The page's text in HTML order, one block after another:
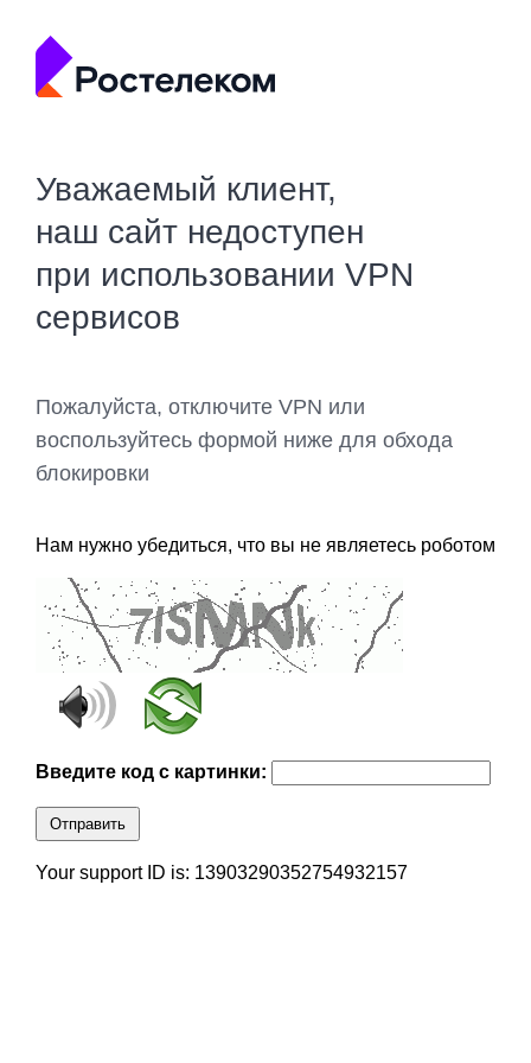
Уважаемый клиент,
наш сайт недоступен
при использовании VPN
сервисов
Пожалуйста, отключите VPN или
воспользуйтесь формой ниже для обхода
блокировки
Нам нужно убедиться, что вы не являетесь роботом
Введите код с картинки:
Отправить
Your support ID is: 13903290352754932157